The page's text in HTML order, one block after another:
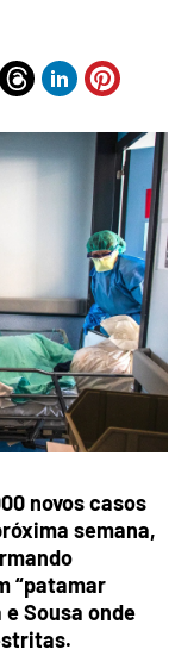
novos casos
semana,
“patamar
Sousa onde